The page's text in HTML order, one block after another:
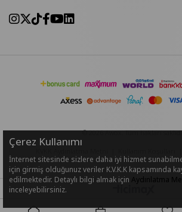
© 2026 Awox. Tüm hakları
Çerez Kullanımı
İnternet sitesinde sizlere daha iyi hizmet
için girmiş olduğunuz veriler K.V.K.K kapsamında
edilmektedir. Detaylı bilgi almak için Aydınlatma
inceleyebilirsiniz.